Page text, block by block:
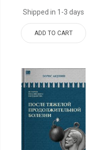
Shipped in 1-3 days
ADD TO CART